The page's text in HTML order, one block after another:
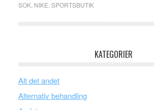
SOK, NIKE SPORTSBUTIK
KATEGORIER
Alt det andet
Alternativ behandling